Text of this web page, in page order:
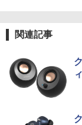
関連記事